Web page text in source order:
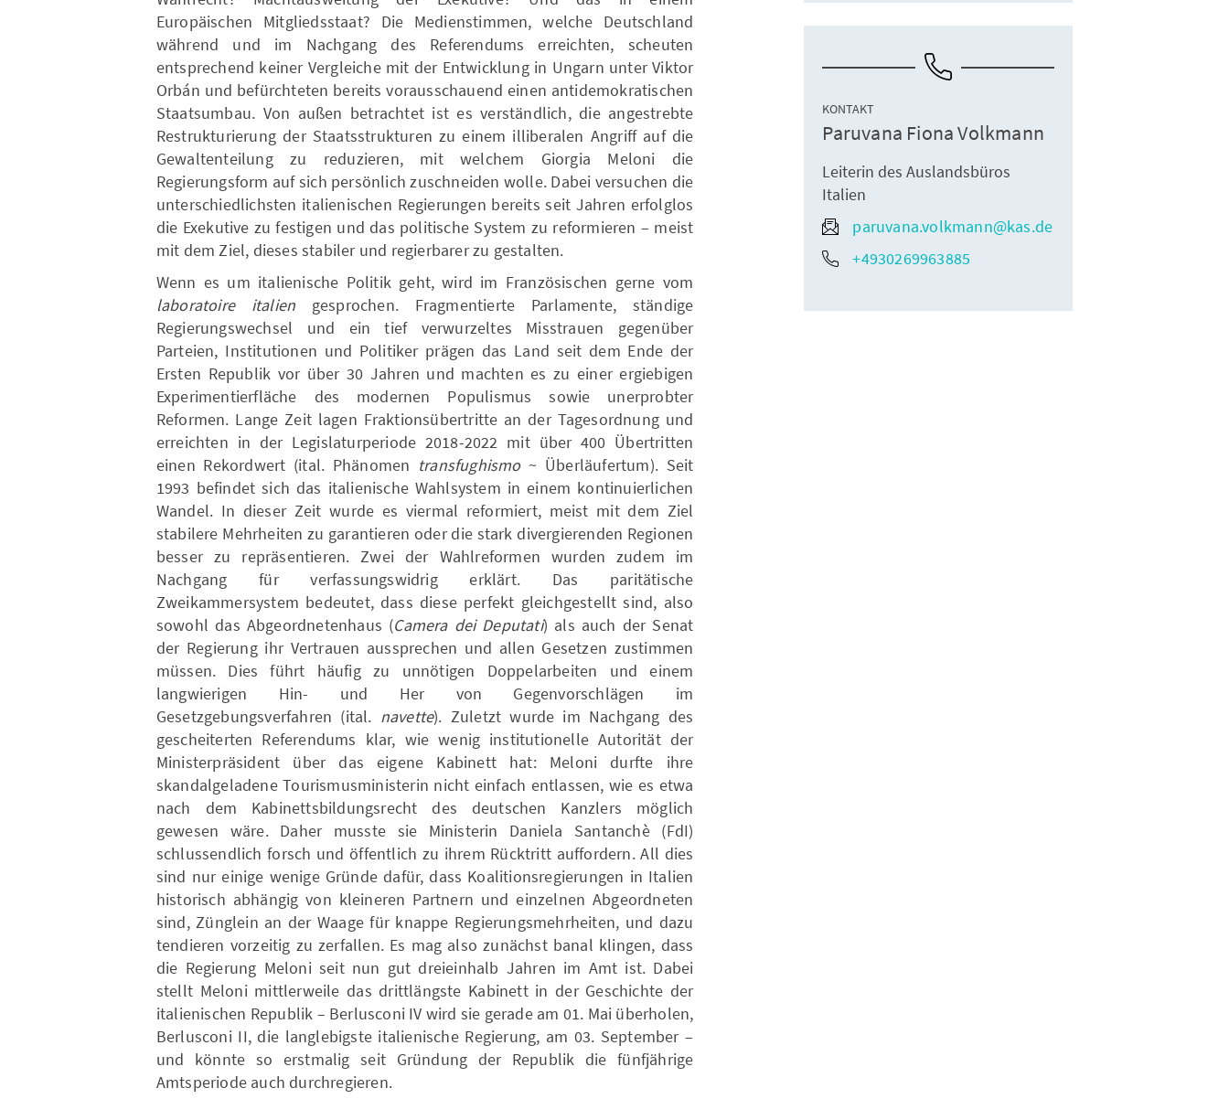
Europäischen Mitgliedsstaat? Die Medienstimmen, welche Deutschland
während und im Nachgang des Referendums erreichten, scheuten
entsprechend keiner Vergleiche mit der Entwicklung in Ungarn unter Viktor
Orbán und befürchteten bereits vorausschauend einen antidemokratischen
Staatsumbau. Von außen betrachtet ist es verständlich, die angestrebte
Restrukturierung der Staatsstrukturen zu einem illiberalen Angriff auf die
Gewaltenteilung zu reduzieren, mit welchem Giorgia Meloni die
Regierungsform auf sich persönlich zuschneiden wolle. Dabei versuchen die
unterschiedlichsten italienischen Regierungen bereits seit Jahren erfolglos
die Exekutive zu festigen und das politische System zu reformieren – meist
mit dem Ziel, dieses stabiler und regierbarer zu gestalten.
Wenn es um italienische Politik geht, wird im Französischen gerne vom
laboratoire italien gesprochen. Fragmentierte Parlamente, ständige
Regierungswechsel und ein tief verwurzeltes Misstrauen gegenüber
Parteien, Institutionen und Politiker prägen das Land seit dem Ende der
Ersten Republik vor über 30 Jahren und machten es zu einer ergiebigen
Experimentierfläche des modernen Populismus sowie unerprobter
Reformen. Lange Zeit lagen Fraktionsübertritte an der Tagesordnung und
erreichten in der Legislaturperiode 2018-2022 mit über 400 Übertritten
einen Rekordwert (ital. Phänomen transfughismo~ Überläufertum). Seit
1993 befindet sich das italienische Wahlsystem in einem kontinuierlichen
Wandel. In dieser Zeit wurde es viermal reformiert, meist mit dem Ziel
stabilere Mehrheiten zu garantieren oder die stark divergierenden Regionen
besser zu repräsentieren. Zwei der Wahlreformen wurden zudem im
Nachgang für verfassungswidrig erklärt. Das paritätische
Zweikammersystem bedeutet, dass diese perfekt gleichgestellt sind, also
sowohl das Abgeordnetenhaus (Camera dei Deputati) als auch der Senat
der Regierung ihr Vertrauen aussprechen und allen Gesetzen zustimmen
müssen. Dies führt häufig zu unnötigen Doppelarbeiten und einem
langwierigen Hin- und Her von Gegenvorschlägen im
Gesetzgebungsverfahren (ital. navette). Zuletzt wurde im Nachgang des
gescheiterten Referendums klar, wie wenig institutionelle Autorität der
Ministerpräsident über das eigene Kabinett hat: Meloni durfte ihre
skandalgeladene Tourismusministerin nicht einfach entlassen, wie es etwa
nach dem Kabinettsbildungsrecht des deutschen Kanzlers möglich
gewesen wäre. Daher musste sie Ministerin Daniela Santanchè (FdI)
schlussendlich forsch und öffentlich zu ihrem Rücktritt auffordern. All dies
sind nur einige wenige Gründe dafür, dass Koalitionsregierungen in Italien
historisch abhängig von kleineren Partnern und einzelnen Abgeordneten
sind, Zünglein an der Waage für knappe Regierungsmehrheiten, und dazu
tendieren vorzeitig zu zerfallen. Es mag also zunächst banal klingen, dass
die Regierung Meloni seit nun gut dreieinhalb Jahren im Amt ist. Dabei
stellt Meloni mittlerweile das drittlängste Kabinett in der Geschichte der
italienischen Republik – Berlusconi IV wird sie gerade am 01. Mai überholen,
Berlusconi II, die langlebigste italienische Regierung, am 03. September –
und könnte so erstmalig seit Gründung der Republik die fünfjährige
Amtsperiode auch durchregieren.
KONTAKT
Paruvana Fiona Volkmann
Leiterin des Auslandsbüros
Italien
paruvana.volkmann@kas.de
+4930269963885